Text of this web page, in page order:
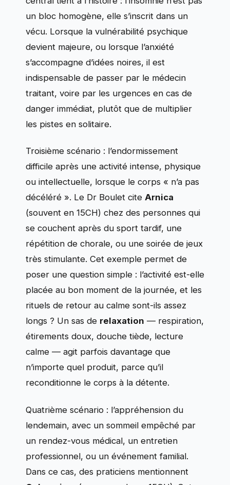
un bloc homogène, elle s’inscrit dans un
vécu. Lorsque la vulnérabilité psychique
devient majeure, ou lorsque l’anxiété
s’accompagne d’idées noires, il est
indispensable de passer par le médecin
traitant, voire par les urgences en cas de
danger immédiat, plutôt que de multiplier
les pistes en solitaire.
Troisième scénario : l’endormissement
difficile après une activité intense, physique
ou intellectuelle, lorsque le corps « n’a pas
décéléré ». Le Dr Boulet cite Arnica
(souvent en 15CH) chez des personnes qui
se couchent après du sport tardif, une
répétition de chorale, ou une soirée de jeux
très stimulante. Cet exemple permet de
poser une question simple : l’activité est-elle
placée au bon moment de la journée, et les
rituels de retour au calme sont-ils assez
longs ? Un sas de relaxation — respiration,
étirements doux, douche tiède, lecture
calme — agit parfois davantage que
n’importe quel produit, parce qu’il
reconditionne le corps à la détente.
Quatrième scénario : l’appréhension du
lendemain, avec un sommeil empêché par
un rendez-vous médical, un entretien
professionnel, ou un événement familial.
Dans ce cas, des praticiens mentionnent